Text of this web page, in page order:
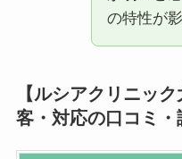
の特性が
【ルシアクリニッ
客・対応の口コミ・